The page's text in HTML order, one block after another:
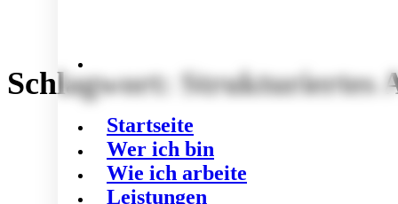
Startseite
Wer ich bin
Wie ich arbeite
Leistungen
Schlagwort: Strukturiertes